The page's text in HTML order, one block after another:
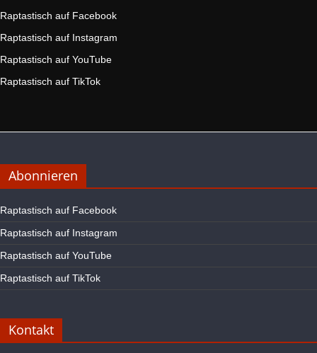
Raptastisch auf Facebook
Raptastisch auf Instagram
Raptastisch auf YouTube
Raptastisch auf TikTok
Abonnieren
Raptastisch auf Facebook
Raptastisch auf Instagram
Raptastisch auf YouTube
Raptastisch auf TikTok
Kontakt